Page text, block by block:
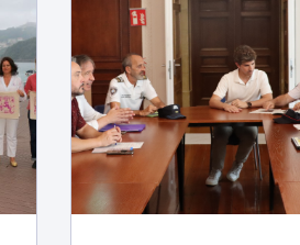
Desarrollo económico
Igualdad, Derechos